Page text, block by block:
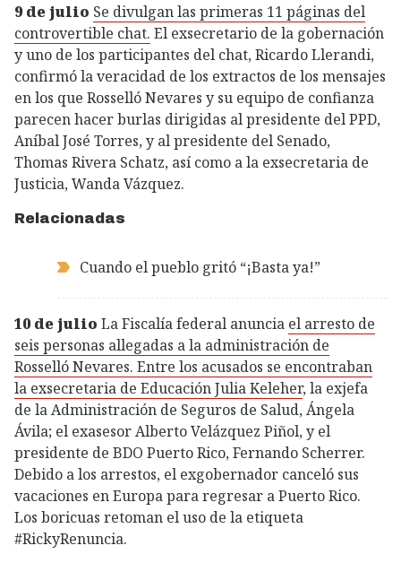
9 de julio Se divulgan las primeras 11 páginas del
controvertible chat. El exsecretario de la gobernación
y uno de los participantes del chat, Ricardo Llerandi,
confirmó la veracidad de los extractos de los mensajes
en los que Rosselló Nevares y su equipo de confianza
parecen hacer burlas dirigidas al presidente del PPD,
Aníbal José Torres, y al presidente del Senado,
Thomas Rivera Schatz, así como a la exsecretaria de
Justicia, Wanda Vázquez.
Relacionadas
Cuando el pueblo gritó “¡Basta ya!”
10 de julio La Fiscalía federal anuncia el arresto de
seis personas allegadas a la administración de
Rosselló Nevares. Entre los acusados se encontraban
la exsecretaria de Educación Julia Keleher, la exjefa
de la Administración de Seguros de Salud, Ángela
Ávila; el exasesor Alberto Velázquez Piñol, y el
presidente de BDO Puerto Rico, Fernando Scherrer.
Debido a los arrestos, el exgobernador canceló sus
vacaciones en Europa para regresar a Puerto Rico.
Los boricuas retoman el uso de la etiqueta
#RickyRenuncia.